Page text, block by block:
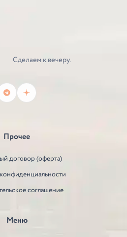
Сделаем к вечеру.
Прочее
договор (оферта)
соглашение
Меню